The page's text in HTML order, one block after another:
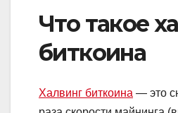
Что такое
биткоина
Халвинг биткоина — это